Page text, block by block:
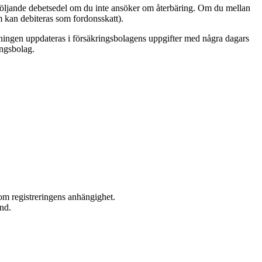
debetsedel om du inte ansöker om återbäring. Om du mellan
debiteras som fordonsskatt).
uppdateras i försäkringsbolagens uppgifter med några dagars
registreringens anhängighet.